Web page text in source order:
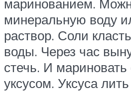
маринованием.
минеральную воду
раствор. Соли
воды. Через час
стечь. И мариновать
уксусом. Уксуса